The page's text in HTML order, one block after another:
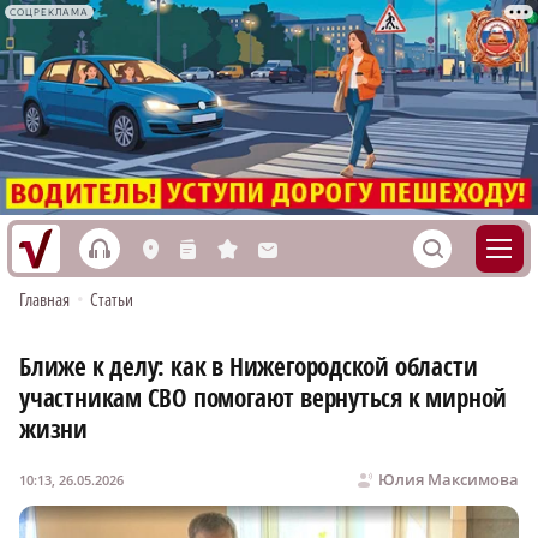
СОЦРЕКЛАМА
h L n s M S
Главная • Статьи
Ближе к делу: как в Нижегородской области
участникам СВО помогают вернуться к мирной
жизни
Юлия Максимова
10:13, 26.05.2026